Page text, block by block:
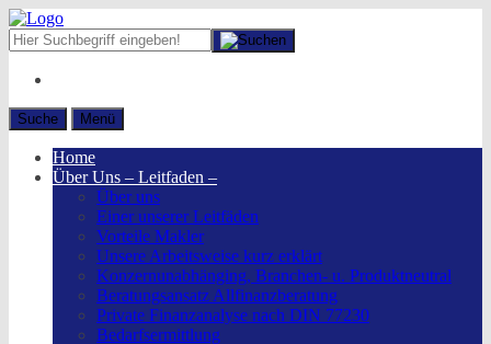
Suche Menü
Home
Über Uns – Leitfaden –
Über uns
Einer unserer Leitfäden
Vorteile Makler
Unsere Arbeitsweise kurz erklärt
Konzernunabhänging, Branchen- u. Produktneutral
Beratungsansatz Allfinanzberatung
Private Finanzanalyse nach DIN 77230
Bedarfsermittlung